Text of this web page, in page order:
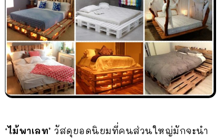
‘ไม้พาเลท’ วัสดุยอดนิยมที่คนส่วนใหญ่มักจะนำ